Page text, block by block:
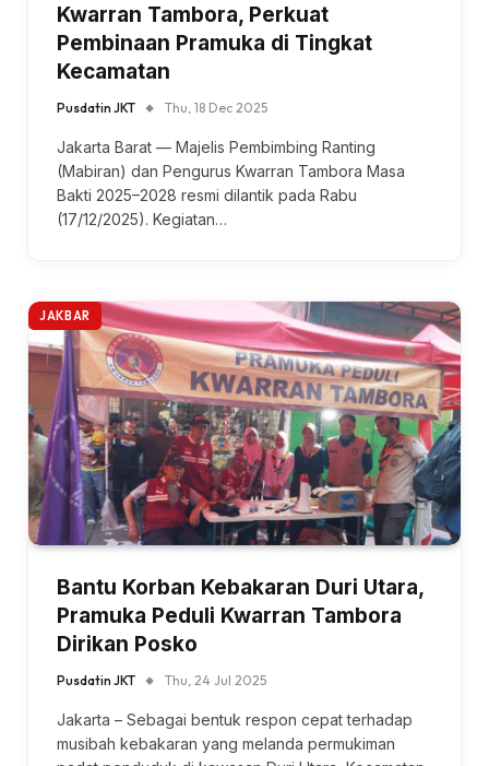
Kwarran Tambora, Perkuat
Pembinaan Pramuka di Tingkat
Kecamatan
Pusdatin JKT Thu, 18 Dec 2025
Jakarta Barat — Majelis Pembimbing Ranting
(Mabiran) dan Pengurus Kwarran Tambora Masa
Bakti 2025–2028 resmi dilantik pada Rabu
(17/12/2025). Kegiatan…
JAKBAR
Bantu Korban Kebakaran Duri Utara,
Pramuka Peduli Kwarran Tambora
Dirikan Posko
Pusdatin JKT Thu, 24 Jul 2025
Jakarta – Sebagai bentuk respon cepat terhadap
musibah kebakaran yang melanda permukiman